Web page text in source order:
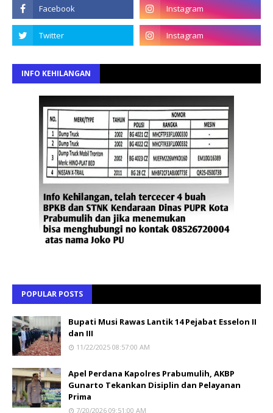
INFO KEHILANGAN
POPULAR POSTS
Bupati Musi Rawas Lantik 14 Pejabat Esselon II
dan III
11/22/2025 08:57:00 AM
Apel Perdana Kapolres Prabumulih, AKBP
Gunarto Tekankan Disiplin dan Pelayanan
Prima
7/20/2026 09:51:00 AM